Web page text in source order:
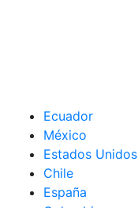
Ecuador
México
Estados Unidos
Chile
España